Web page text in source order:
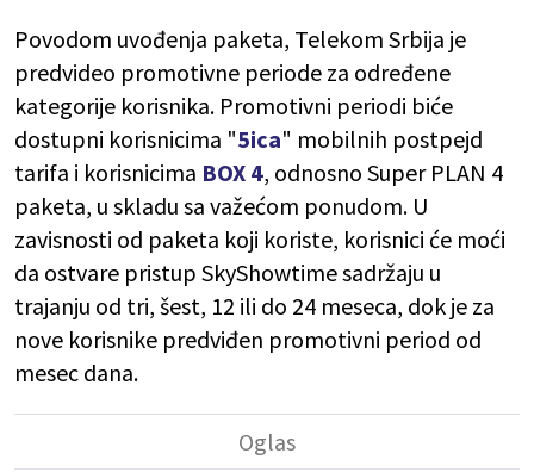
Povodom uvođenja paketa, Telekom Srbija je
predvideo promotivne periode za određene
kategorije korisnika. Promotivni periodi biće
dostupni korisnicima "5ica" mobilnih postpejd
tarifa i korisnicima BOX 4, odnosno Super PLAN 4
paketa, u skladu sa važećom ponudom. U
zavisnosti od paketa koji koriste, korisnici će moći
da ostvare pristup SkyShowtime sadržaju u
trajanju od tri, šest, 12 ili do 24 meseca, dok je za
nove korisnike predviđen promotivni period od
mesec dana.